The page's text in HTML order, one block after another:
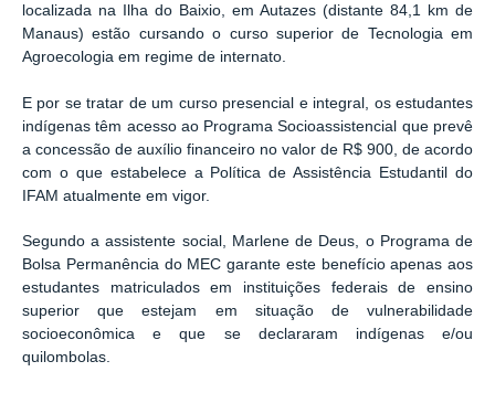
localizada na Ilha do Baixio, em Autazes (distante 84,1 km de
Manaus) estão cursando o curso superior de Tecnologia em
Agroecologia em regime de internato.
E por se tratar de um curso presencial e integral, os estudantes
indígenas têm acesso ao Programa Socioassistencial que prevê
a concessão de auxílio financeiro no valor de R$ 900, de acordo
com o que estabelece a Política de Assistência Estudantil do
IFAM atualmente em vigor.
Segundo a assistente social, Marlene de Deus, o Programa de
Bolsa Permanência do MEC garante este benefício apenas aos
estudantes matriculados em instituições federais de ensino
superior que estejam em situação de vulnerabilidade
socioeconômica e que se declararam indígenas e/ou
quilombolas.